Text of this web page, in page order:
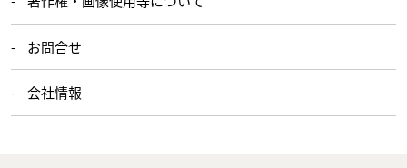
お問合せ
会社情報